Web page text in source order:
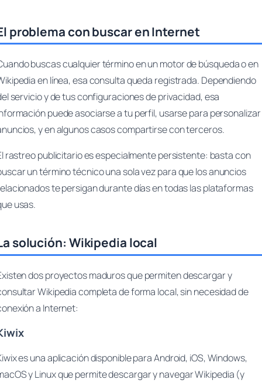
problema con buscar en Internet
buscas cualquier término en un motor de búsqueda o en
en línea, esa consulta queda registrada. Dependiendo
servicio y de tus configuraciones de privacidad, esa
puede asociarse a tu perfil, usarse para personalizar
y en algunos casos compartirse con terceros.
rastreo publicitario es especialmente persistente: basta con
un término técnico una sola vez para que los anuncios
te persigan durante días en todas las plataformas
usas.
solución: Wikipedia local
dos proyectos maduros que permiten descargar y
Wikipedia completa de forma local, sin necesidad de
a Internet:
es una aplicación disponible para Android, iOS, Windows,
y Linux que permite descargar y navegar Wikipedia (y